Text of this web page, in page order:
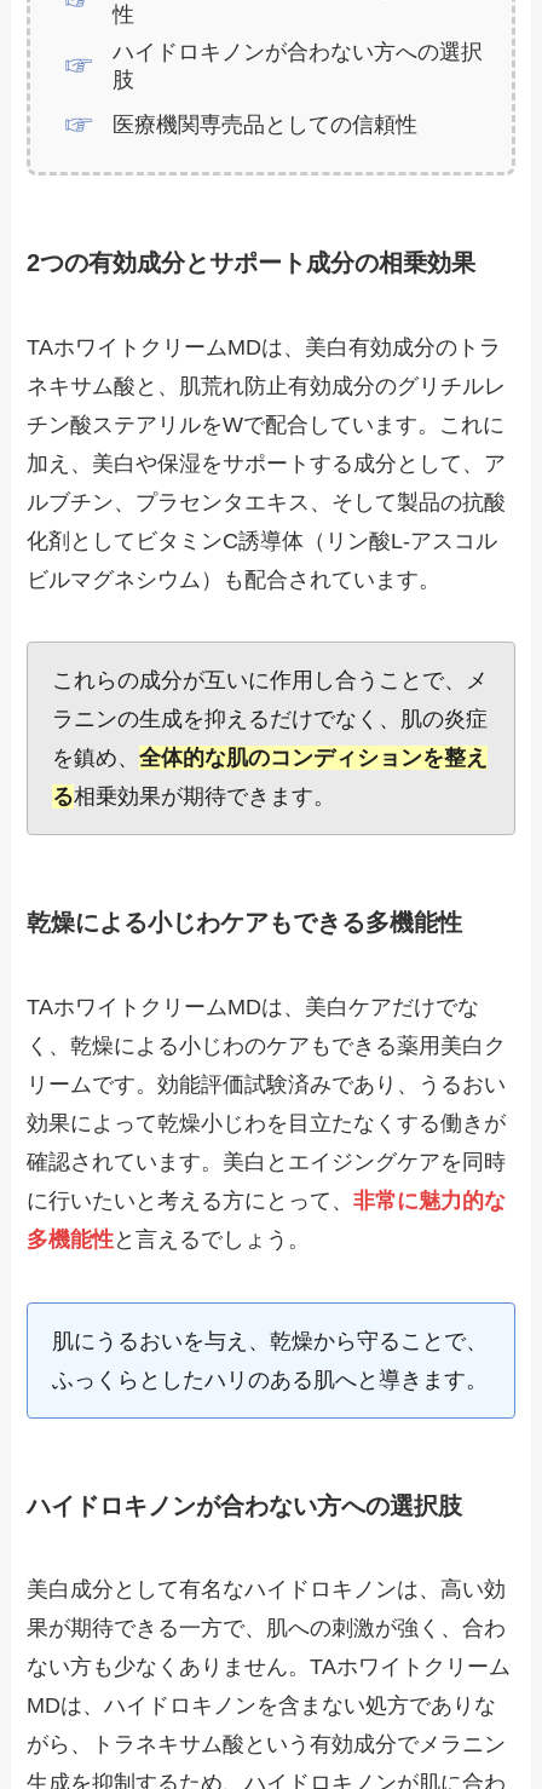
性
ハイドロキノンが合わない方への選択
肢
医療機関専売品としての信頼性
2つの有効成分とサポート成分の相乗効果
TAホワイトクリームMDは、美白有効成分のトラ
ネキサム酸と、肌荒れ防止有効成分のグリチルレ
チン酸ステアリルをWで配合しています。これに
加え、美白や保湿をサポートする成分として、ア
ルブチン、プラセンタエキス、そして製品の抗酸
化剤としてビタミンC誘導体（リン酸L-アスコル
ビルマグネシウム）も配合されています。
これらの成分が互いに作用し合うことで、メ
ラニンの生成を抑えるだけでなく、肌の炎症
を鎮め、全体的な肌のコンディションを整え
る相乗効果が期待できます。
乾燥による小じわケアもできる多機能性
TAホワイトクリームMDは、美白ケアだけでな
く、乾燥による小じわのケアもできる薬用美白ク
リームです。効能評価試験済みであり、うるおい
効果によって乾燥小じわを目立たなくする働きが
確認されています。美白とエイジングケアを同時
に行いたいと考える方にとって、非常に魅力的な
多機能性と言えるでしょう。
肌にうるおいを与え、乾燥から守ることで、
ふっくらとしたハリのある肌へと導きます。
ハイドロキノンが合わない方への選択肢
美白成分として有名なハイドロキノンは、高い効
果が期待できる一方で、肌への刺激が強く、合わ
ない方も少なくありません。TAホワイトクリーム
MDは、ハイドロキノンを含まない処方でありな
がら、トラネキサム酸という有効成分でメラニン
生成を抑制するため、ハイドロキノンが肌に合わ